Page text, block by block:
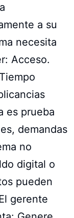
a su
necesita
Acceso.
es prueba
demandas
no
digital o
pueden
gerente